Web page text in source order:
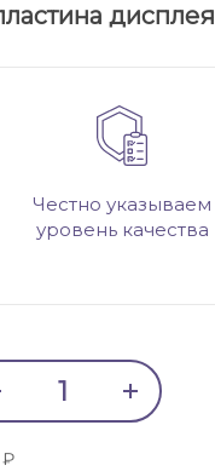
дисплея
Честно указываем
уровень качества